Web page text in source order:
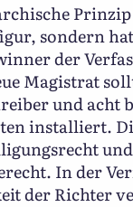
sondern
der
Magistrat
und
installiert.
In der
der Richter